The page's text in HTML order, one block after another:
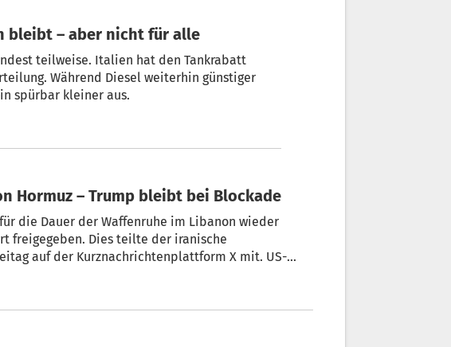
bleibt – aber nicht für alle
teilweise. Italien hat den Tankrabatt
Während Diesel weiterhin günstiger
spürbar kleiner aus.
VIDEO | Iran öffnet Straße von Hormuz – Trump bleibt bei Blockade
die Dauer der Waffenruhe im Libanon wieder
freigegeben. Dies teilte der iranische
auf der Kurznachrichtenplattform X mit. US-
er auf Truth Social.